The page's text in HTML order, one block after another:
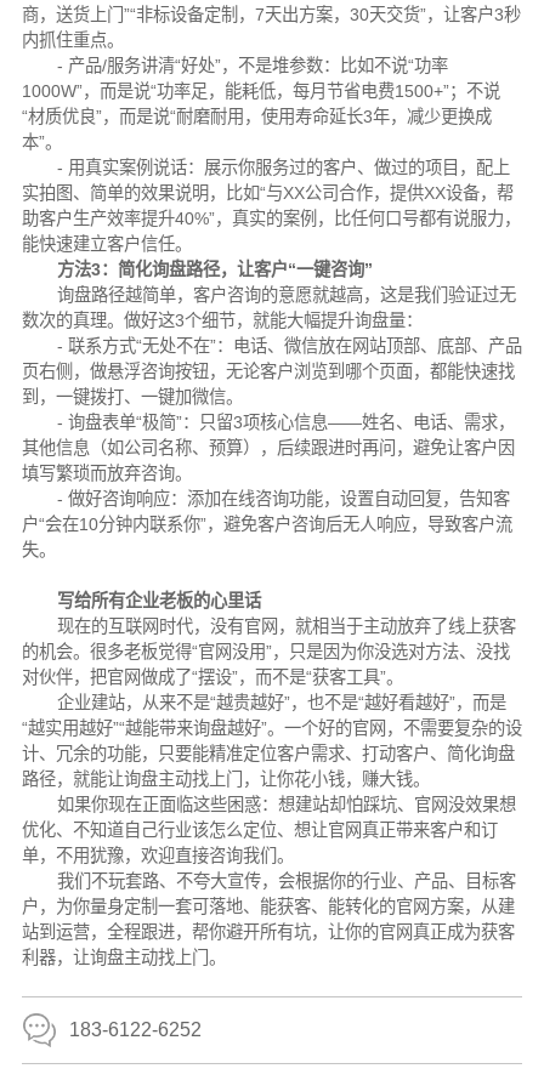
商，送货上门”“非标设备定制，7天出方案，30天交货”，让客户3秒
内抓住重点。
- 产品/服务讲清“好处”，不是堆参数：比如不说“功率
1000W”，而是说“功率足，能耗低，每月节省电费1500+”；不说
“材质优良”，而是说“耐磨耐用，使用寿命延长3年，减少更换成
本”。
- 用真实案例说话：展示你服务过的客户、做过的项目，配上
实拍图、简单的效果说明，比如“与XX公司合作，提供XX设备，帮
助客户生产效率提升40%”，真实的案例，比任何口号都有说服力，
能快速建立客户信任。
方法3：简化询盘路径，让客户“一键咨询”
询盘路径越简单，客户咨询的意愿就越高，这是我们验证过无
数次的真理。做好这3个细节，就能大幅提升询盘量：
- 联系方式“无处不在”：电话、微信放在网站顶部、底部、产品
页右侧，做悬浮咨询按钮，无论客户浏览到哪个页面，都能快速找
到，一键拨打、一键加微信。
- 询盘表单“极简”：只留3项核心信息——姓名、电话、需求，
其他信息（如公司名称、预算），后续跟进时再问，避免让客户因
填写繁琐而放弃咨询。
- 做好咨询响应：添加在线咨询功能，设置自动回复，告知客
户“会在10分钟内联系你”，避免客户咨询后无人响应，导致客户流
失。
写给所有企业老板的心里话
现在的互联网时代，没有官网，就相当于主动放弃了线上获客
的机会。很多老板觉得“官网没用”，只是因为你没选对方法、没找
对伙伴，把官网做成了“摆设”，而不是“获客工具”。
企业建站，从来不是“越贵越好”，也不是“越好看越好”，而是
“越实用越好”“越能带来询盘越好”。一个好的官网，不需要复杂的设
计、冗余的功能，只要能精准定位客户需求、打动客户、简化询盘
路径，就能让询盘主动找上门，让你花小钱，赚大钱。
如果你现在正面临这些困惑：想建站却怕踩坑、官网没效果想
优化、不知道自己行业该怎么定位、想让官网真正带来客户和订
单，不用犹豫，欢迎直接咨询我们。
我们不玩套路、不夸大宣传，会根据你的行业、产品、目标客
户，为你量身定制一套可落地、能获客、能转化的官网方案，从建
站到运营，全程跟进，帮你避开所有坑，让你的官网真正成为获客
利器，让询盘主动找上门。
183-6122-6252